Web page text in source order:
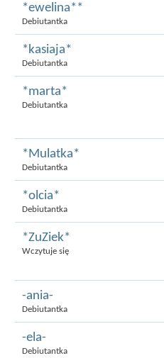
*ewelina**
Debiutantka
*kasiaja*
Debiutantka
*marta*
Debiutantka
*Mulatka*
Debiutantka
*olcia*
Debiutantka
*ZuZiek*
Wczytuje się
-ania-
Debiutantka
-ela-
Debiutantka